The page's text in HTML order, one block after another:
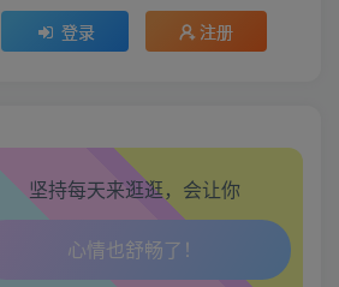
2026 AI教育爆单！全程靠AI做单，月入2W+，附接单资源【揭秘】
登录 注册
坚持每天来逛逛，会让你
生活也美好了！